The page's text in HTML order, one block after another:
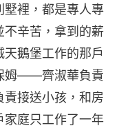
墅裡，都是專人專
不辛苦，拿到的薪
鵝堡工作的那戶
姆——齊淑華負責
接送小孩，和房
家庭只工作了一年